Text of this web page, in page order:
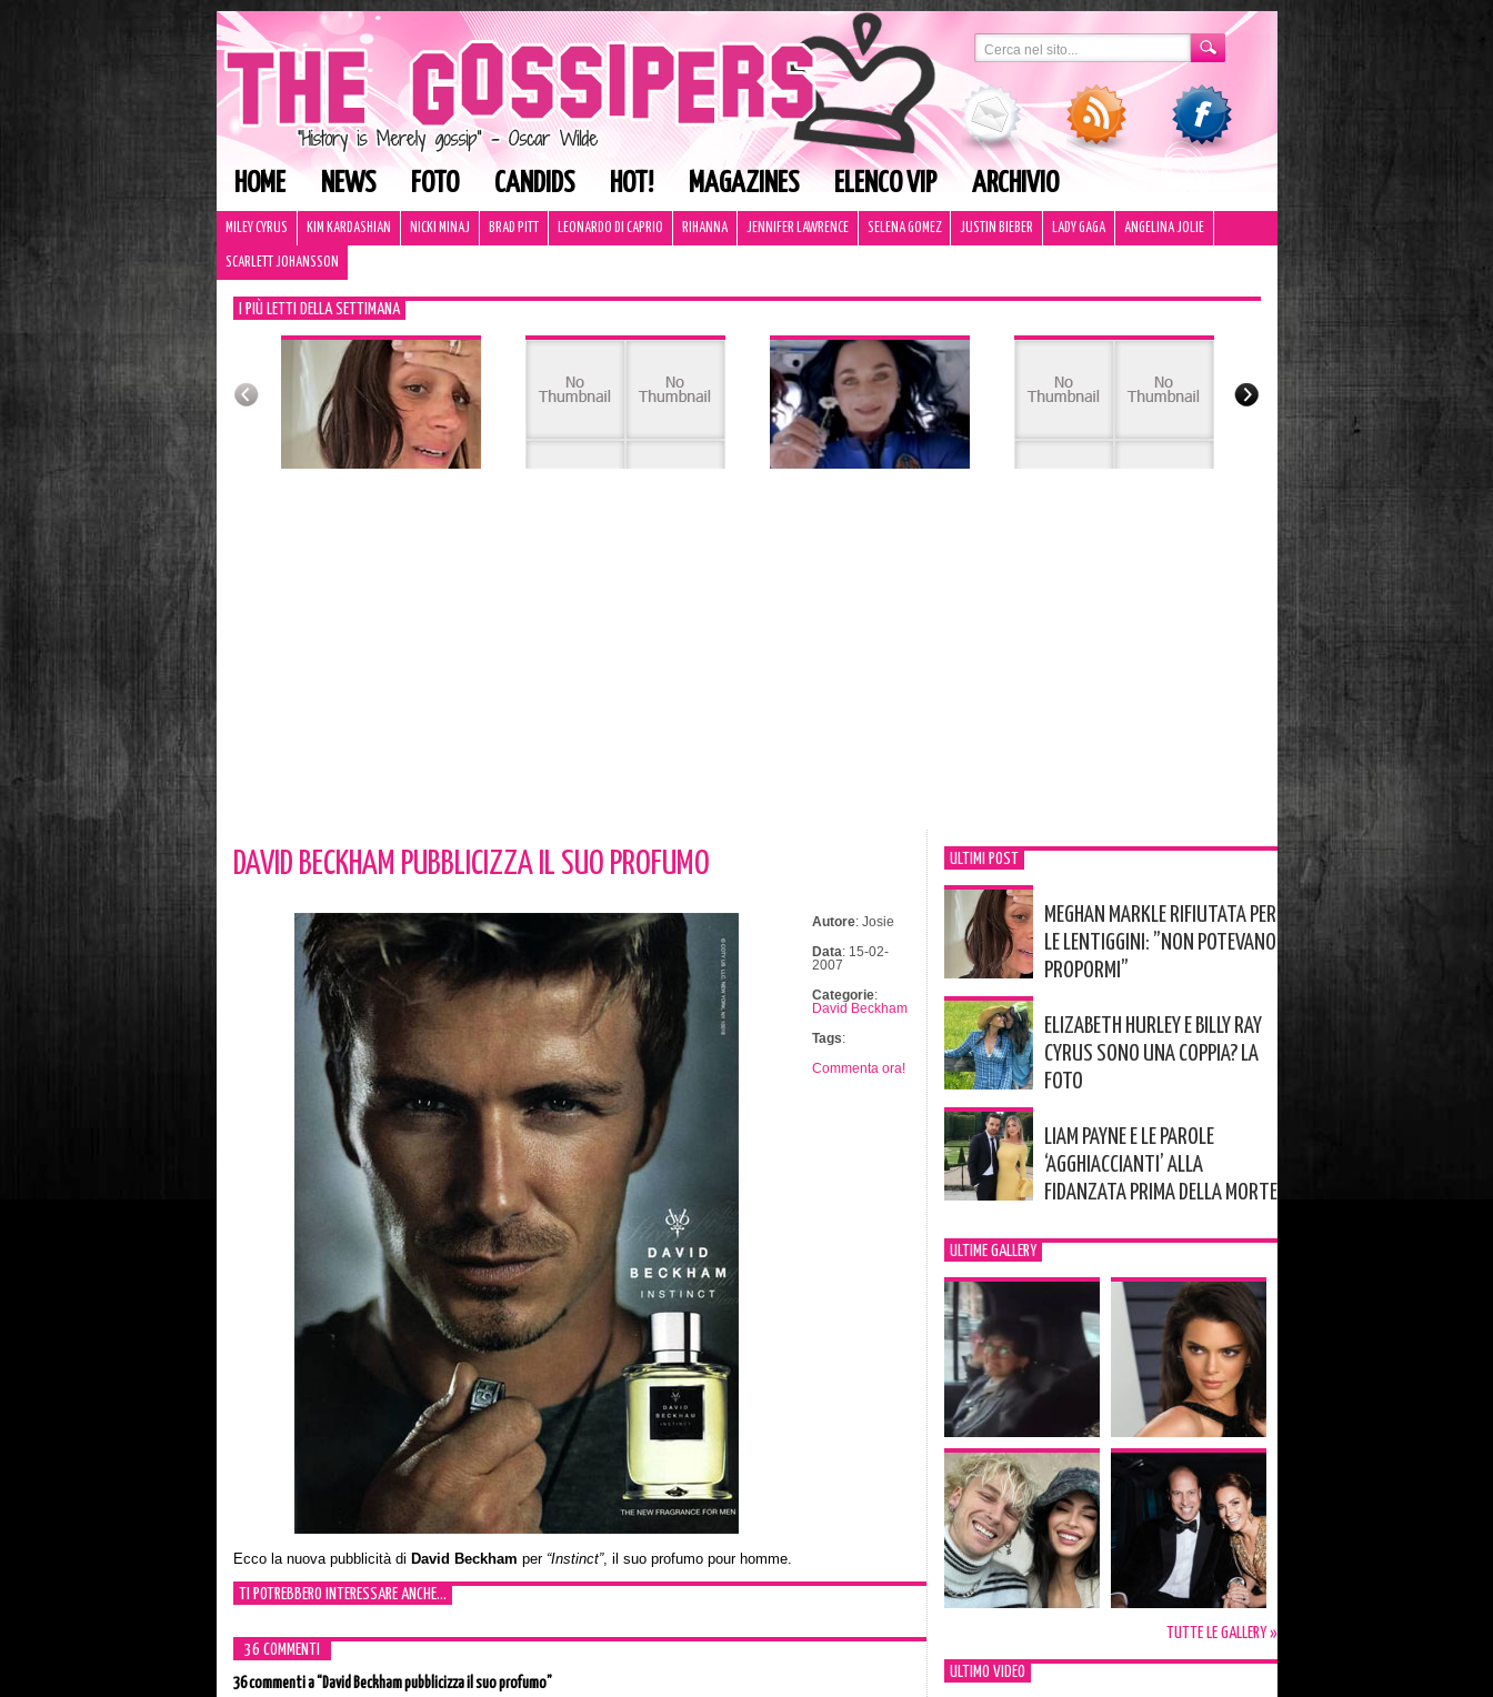
HOME NEWS FOTO CANDIDS HOT! MAGAZINES ELENCO VIP ARCHIVIO
MILEY CYRUS KIM KARDASHIAN NICKI MINAJ BRAD PITT LEONARDO DI CAPRIO RIHANNA JENNIFER LAWRENCE SELENA GOMEZ JUSTIN BIEBER LADY GAGA ANGELINA JOLIE
SCARLETT JOHANSSON
I PIÙ LETTI DELLA SETTIMANA
DAVID BECKHAM PUBBLICIZZA IL SUO PROFUMO
Ecco la nuova pubblicità di David Beckham per “Instinct”, il suo profumo pour homme.
Autore: Josie
Data: 15-02-
2007
Categorie:
David Beckham
Tags:
Commenta ora!
TI POTREBBERO INTERESSARE ANCHE...
36 COMMENTI
36 commentia “David Beckham pubblicizza il suo profumo”
ULTIMI POST
MEGHAN MARKLE RIFIUTATA PER
LE LENTIGGINI: ”NON POTEVANO
PROPORMI”
ELIZABETH HURLEY E BILLY RAY
CYRUS SONO UNA COPPIA? LA
FOTO
LIAM PAYNE E LE PAROLE
‘AGGHIACCIANTI’ ALLA
FIDANZATA PRIMA DELLA MORTE
ULTIME GALLERY
TUTTE LE GALLERY »
ULTIMO VIDEO